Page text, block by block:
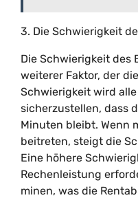
3. Die Schwierigkeit
Die Schwierigkeit des
weiterer Faktor, der
Schwierigkeit wird
sicherzustellen, dass
Minuten bleibt. Wenn
beitreten, steigt die
Eine höhere
Rechenleistung
minen, was die